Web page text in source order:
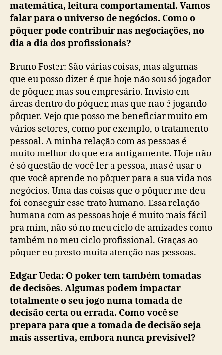
matemática, leitura comportamental. Vamos
falar para o universo de negócios. Como o
pôquer pode contribuir nas negociações, no
dia a dia dos profissionais?
Bruno Foster: São várias coisas, mas algumas
que eu posso dizer é que hoje não sou só jogador
de pôquer, mas sou empresário. Invisto em
áreas dentro do pôquer, mas que não é jogando
pôquer. Vejo que posso me beneficiar muito em
vários setores, como por exemplo, o tratamento
pessoal. A minha relação com as pessoas é
muito melhor do que era antigamente. Hoje não
é só questão de você ler a pessoa, mas é usar o
que você aprende no pôquer para a sua vida nos
negócios. Uma das coisas que o pôquer me deu
foi conseguir esse trato humano. Essa relação
humana com as pessoas hoje é muito mais fácil
pra mim, não só no meu ciclo de amizades como
também no meu ciclo profissional. Graças ao
pôquer eu presto muita atenção nas pessoas.
Edgar Ueda: O poker tem também tomadas
de decisões. Algumas podem impactar
totalmente o seu jogo numa tomada de
decisão certa ou errada. Como você se
prepara para que a tomada de decisão seja
mais assertiva, embora nunca previsível?